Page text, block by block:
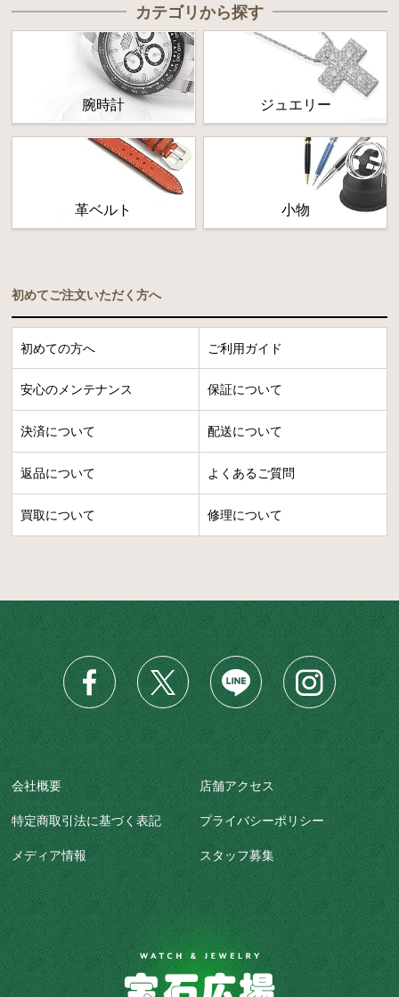
カテゴリから探す
腕時計 ジュエリー
革ベルト 小物
初めてご注文いただく方へ
初めての方へ ご利用ガイド
安心のメンテナンス 保証について
決済について 配送について
返品について よくあるご質問
買取について 修理について
会社概要 店舗アクセス
特定商取引法に基づく表記 プライバシーポリシー
メディア情報 スタッフ募集